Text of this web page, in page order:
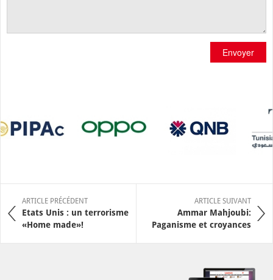
Envoyer
ARTICLE PRÉCÉDENT
Etats Unis : un terrorisme
«Home made»!
ARTICLE SUIVANT
Ammar Mahjoubi:
Paganisme et croyances